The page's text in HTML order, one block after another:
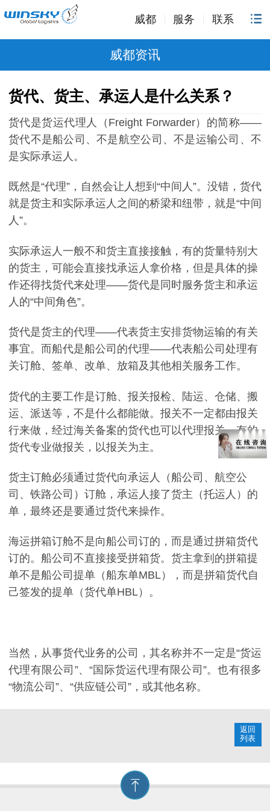
威都 服务 联系
威都资讯
货代、货主、承运人是什么关系？
货代是货运代理人（ Freight Forwarder）的简称——
货代不是船公司、不是航空公司、不是运输公司、不
是实际承运人。
既然是“代理”，自然会让人想到“中间人”。没错，货代
就是货主和实际承运人之间的桥梁和纽带，就是“中间
人”。
实际承运人一般不和货主直接接触，有的货量特别大
的货主，可能会直接找承运人拿价格，但是具体的操
作还得找货代来处理——货代是同时服务货主和承运
人的“中间角色”。
货代是货主的代理——代表货主安排货物运输的有关
事宜。而船代是船公司的代理——代表船公司处理有
关订舱、签单、改单、放箱及其他相关服务工作。
货代的主要工作是订舱、报关报检、陆运、仓储、搬
运、派送等，不是什么都能做。报关不一定都由报关
行来做，经过海关备案的货代也可以代理报关，有的
货代专业做报关，以报关为主。
货主订舱必须通过货代向承运人（船公司、航空公
司、铁路公司）订舱，承运人接了货主（托运人）的
单，最终还是要通过货代来操作。
海运拼箱订舱不是向船公司订的，而是通过拼箱货代
订的。船公司不直接接受拼箱货。货主拿到的拼箱提
单不是船公司提单（船东单MBL），而是拼箱货代自
己签发的提单（货代单HBL）。
当然，从事货代业务的公司，其名称并不一定是“货运
代理有限公司”、“国际货运代理有限公司”。也有很多
“物流公司”、“供应链公司”，或其他名称。
返回
列表